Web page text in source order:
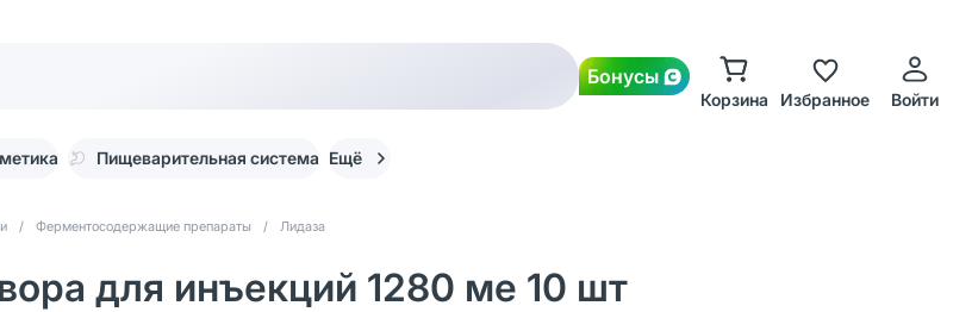
Бонусы
Корзина Избранное Войти
Пищеварительная система Ещё
/ Ферментосодержащие препараты / Лидаза
для инъекций 1280 ме 10 шт